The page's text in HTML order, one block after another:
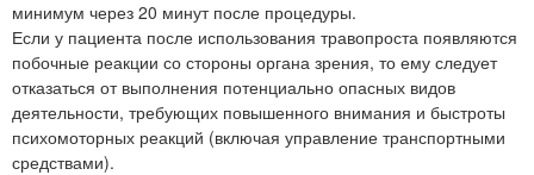
минимум через 20 минут после процедуры.
Если у пациента после использования травопроста появляются
побочные реакции со стороны органа зрения, то ему следует
отказаться от выполнения потенциально опасных видов
деятельности, требующих повышенного внимания и быстроты
психомоторных реакций (включая управление транспортными
средствами).